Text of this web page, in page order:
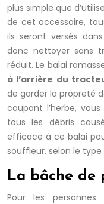
plus simple que
de cet accessoire,
ils seront versés
donc nettoyer sans
réduit. Le balai
à l’arrière du
de garder la propreté
coupant l’herbe,
tous les débris
efficace à ce balai
souffleur, selon le type
La bâche de
Pour les